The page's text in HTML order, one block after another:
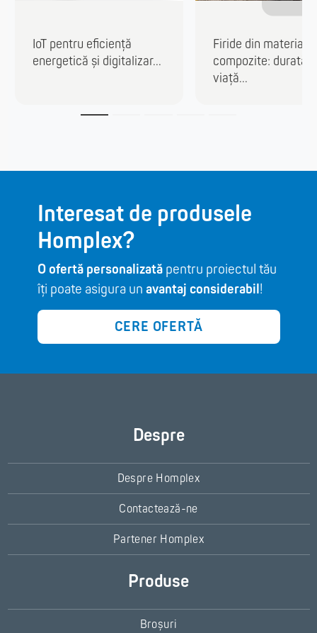
IoT pentru eficiență
energetică și digitalizar...
Firide din materiale
compozite: durată
viață...
Interesat de produsele
Homplex?
O ofertă personalizatăpentru proiectul tău
îți poate asigura un avantaj considerabil!
CERE OFERTĂ
Despre
Despre Homplex
Contactează-ne
Partener Homplex
Produse
Broșuri